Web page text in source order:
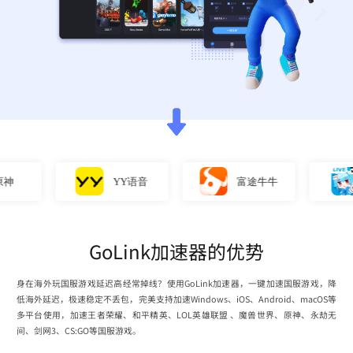
YY语音 富途牛牛
GoLink加速器的优势
身在海外玩国服游戏延迟高经常掉线？使用GoLink加速器，一键加速国服游戏，降
低海外延迟，极速稳定不丢包，完美支持加速Windows、iOS、Android、macOS等
多平台使用，加速王者荣耀、和平精英、LOL英雄联盟 、魔兽世界、原神、永劫无
间、剑网3、CS:GO等国服游戏。